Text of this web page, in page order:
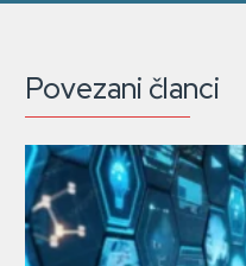
Povezani članci